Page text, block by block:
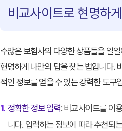
비교사이트로 현명하
수많은 보험사의 다양한 상품들을 일
현명하게 나만의 답을 찾는 법입니다.
적인 정보를 얻을 수 있는 강력한 도구
1. 정확한 정보 입력: 비교사이트를 이
니다. 입력하는 정보에 따라 추천되